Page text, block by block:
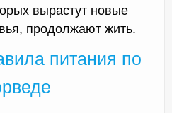
вырастут новые
продолжают жить.
питания по